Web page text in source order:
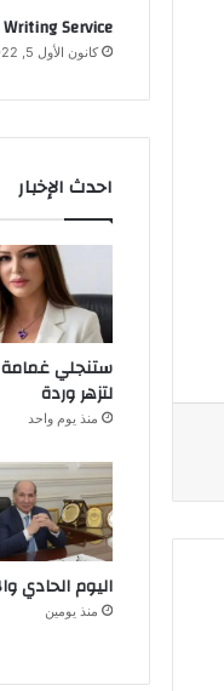
Service
كانون الأول 5, 2022, 3:02 م
احدث الإخبار
ستنجلي غمامة
لتزهر وردة
منذ يوم واحد
اليوم الحادي
منذ يومين